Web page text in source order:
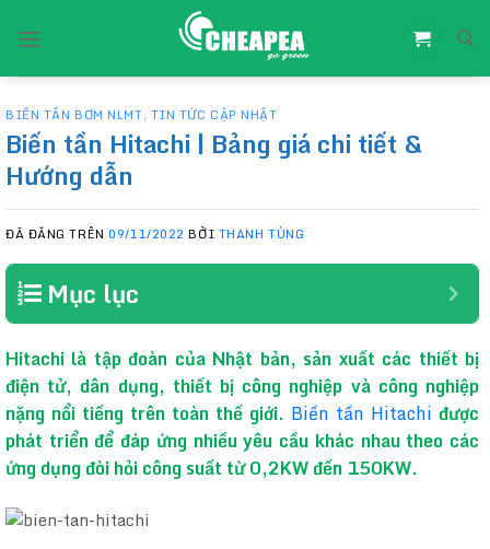
đến
BIẾN TẦN BƠM NLMT, TIN TỨC CẬP NHẬT
Biến tần Hitachi | Bảng giá chi tiết &
Hướng dẫn
ĐÃ ĐĂNG TRÊN09/11/2022 BỞI THANH TÙNG
Mục lục
Hitachi là tập đoàn của Nhật bản, sản xuất các thiết bị
điện tử, dân dụng, thiết bị công nghiệp và công nghiệp
nặng nổi tiếng trên toàn thế giới. Biến tần Hitachi được
phát triển để đáp ứng nhiều yêu cầu khác nhau theo các
ứng dụng đòi hỏi công suất từ 0,2KW đến 150KW.